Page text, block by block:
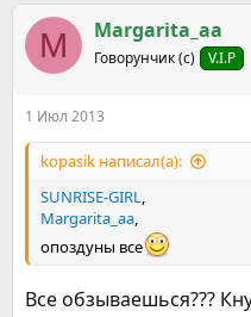
к
ц
и
M Margarita_aa
Говорунчик (с) V.I.P
1 Июл 2013
kopasik написал(а):
SUNRISE-GIRL,
Margarita_aa,
опоздуны все
Все обзываешься???